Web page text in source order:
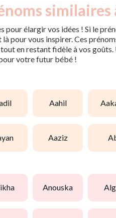
similaires
élargir vos idées ! Si le
pour vous inspirer. Ces
en restant fidèle à vos
votre futur bébé !
aahil
aaziz
anouska